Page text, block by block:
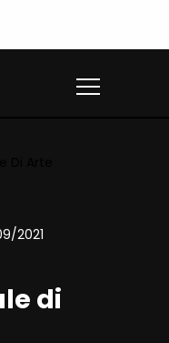
2021
di